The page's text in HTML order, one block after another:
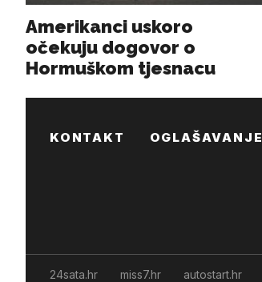
KONTAKT OGLAŠAVANJE
24sata.hr miss7.hr autostart.hr